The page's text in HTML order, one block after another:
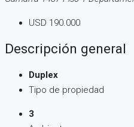
USD 190.000
Descripción general
Duplex
Tipo de propiedad
3